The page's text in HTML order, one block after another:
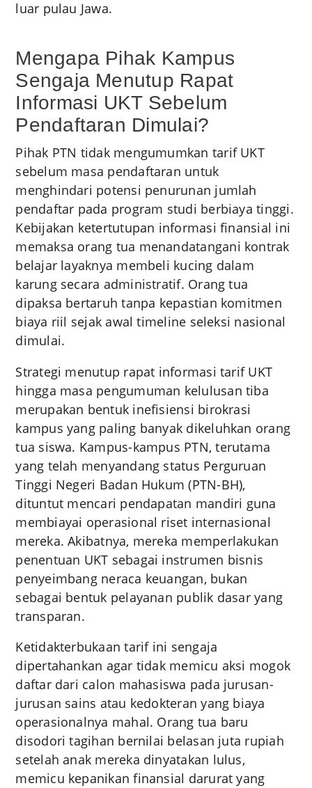
luar pulau Jawa.
Mengapa Pihak Kampus
Sengaja Menutup Rapat
Informasi UKT Sebelum
Pendaftaran Dimulai?
Pihak PTN tidak mengumumkan tarif UKT
sebelum masa pendaftaran untuk
menghindari potensi penurunan jumlah
pendaftar pada program studi berbiaya tinggi.
Kebijakan ketertutupan informasi finansial ini
memaksa orang tua menandatangani kontrak
belajar layaknya membeli kucing dalam
karung secara administratif. Orang tua
dipaksa bertaruh tanpa kepastian komitmen
biaya riil sejak awal timeline seleksi nasional
dimulai.
Strategi menutup rapat informasi tarif UKT
hingga masa pengumuman kelulusan tiba
merupakan bentuk inefisiensi birokrasi
kampus yang paling banyak dikeluhkan orang
tua siswa. Kampus-kampus PTN, terutama
yang telah menyandang status Perguruan
Tinggi Negeri Badan Hukum (PTN-BH),
dituntut mencari pendapatan mandiri guna
membiayai operasional riset internasional
mereka. Akibatnya, mereka memperlakukan
penentuan UKT sebagai instrumen bisnis
penyeimbang neraca keuangan, bukan
sebagai bentuk pelayanan publik dasar yang
transparan.
Ketidakterbukaan tarif ini sengaja
dipertahankan agar tidak memicu aksi mogok
daftar dari calon mahasiswa pada jurusan-
jurusan sains atau kedokteran yang biaya
operasionalnya mahal. Orang tua baru
disodori tagihan bernilai belasan juta rupiah
setelah anak mereka dinyatakan lulus,
memicu kepanikan finansial darurat yang